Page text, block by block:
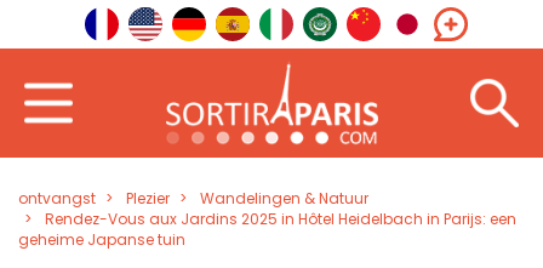
ontvangst Plezier
Wandelingen & Natuur
Rendez-Vous aux Jardins 2025 in Hôtel Heidelbach in Parijs: een
geheime Japanse tuin